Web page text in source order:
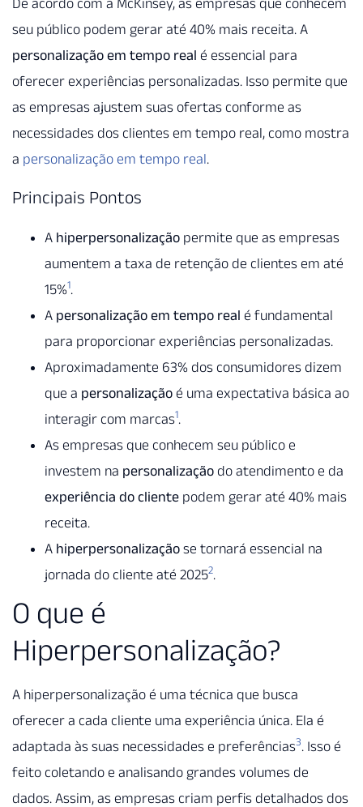
seu público podem gerar até 40% mais receita. A
personalização em tempo real é essencial para
oferecer experiências personalizadas. Isso permite que
as empresas ajustem suas ofertas conforme as
necessidades dos clientes em tempo real, como mostra
a personalização em tempo real.
Principais Pontos
A hiperpersonalização permite que as empresas
aumentem a taxa de retenção de clientes em até
15%1.
A personalização em tempo real é fundamental
para proporcionar experiências personalizadas.
Aproximadamente 63% dos consumidores dizem
que a personalização é uma expectativa básica ao
interagir com marcas1.
As empresas que conhecem seu público e
investem na personalização do atendimento e da
experiência do cliente podem gerar até 40% mais
receita.
A hiperpersonalização se tornará essencial na
jornada do cliente até 20252.
O que é
Hiperpersonalização?
A hiperpersonalização é uma técnica que busca
oferecer a cada cliente uma experiência única. Ela é
adaptada às suas necessidades e preferências3. Isso é
feito coletando e analisando grandes volumes de
dados. Assim, as empresas criam perfis detalhados dos